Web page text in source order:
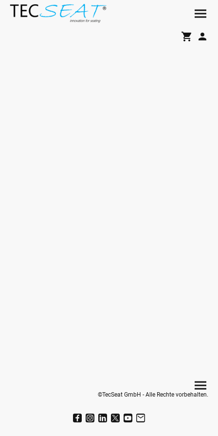
©TecSeat GmbH - Alle Rechte vorbehalten.